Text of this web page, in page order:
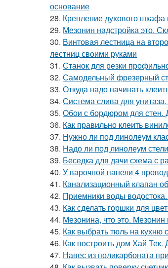
основание
28. Крепление духового
29. Мезонин надстройка это.
30. Винтовая лестница на
лестниц своими руками
31. Станок для резки
32. Самодельный фрезерный
33. Откуда надо начинать
34. Система слива для
35. Обои с бордюром для стен.
36. Как правильно клеить
37. Нужно ли под линолеум
38. Надо ли под линолеум
39. Беседка для дачи схема с
40. У варочной панели 4
41. Канализационный клапан
42. Приемники воды
43. Как сделать горшки для
44. Мезонина, что это.
45. Как выбрать тюль на кухню
46. Как построить дом Хай Тек.
47. Навес из поликарбоната